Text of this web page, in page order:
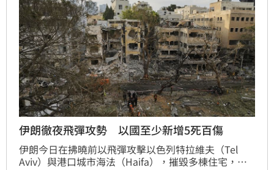
伊朗徹夜飛彈攻勢 以國至少新增5死百傷
伊朗今日在拂曉前以飛彈攻擊以色列特拉維夫（Tel
Aviv）與港口城市海法（Haifa），摧毀多棟住宅，讓